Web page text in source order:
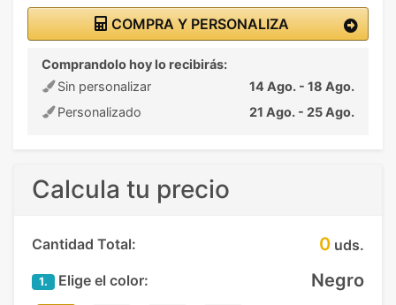
COMPRA Y PERSONALIZA
Comprandolo hoy lo recibirás:
Sin personalizar
14 Ago. - 18 Ago.
Personalizado
21 Ago. - 25 Ago.
Calcula tu precio
Cantidad Total: 0 uds.
1. Elige el color: Negro